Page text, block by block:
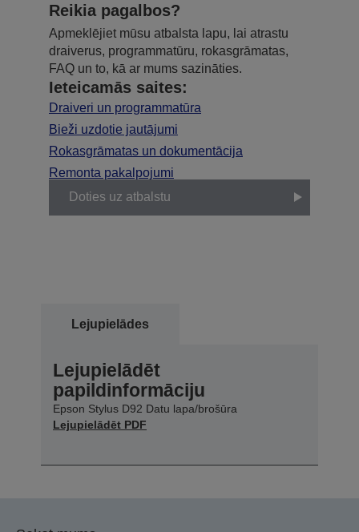
Reikia pagalbos?
Apmeklējiet mūsu atbalsta lapu, lai atrastu
draiverus, programmatūru, rokasgrāmatas,
FAQ un to, kā ar mums sazināties.
Ieteicamās saites:
Draiveri un programmatūra
Bieži uzdotie jautājumi
Rokasgrāmatas un dokumentācija
Remonta pakalpojumi
Doties uz atbalstu
Lejupielādes
Lejupielādēt
papildinformāciju
Epson Stylus D92 Datu lapa/brošūra
Lejupielādēt PDF